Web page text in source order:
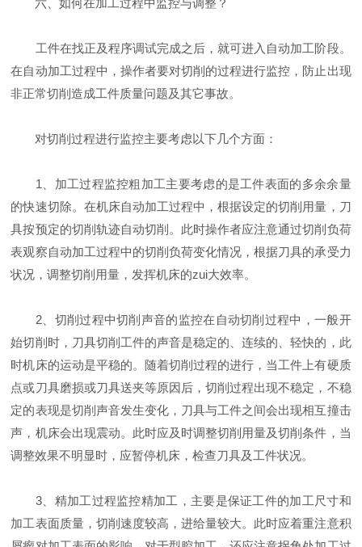
工件在找正及程序调试完成之后，就可进入自动加工阶段。
在自动加工过程中，操作者要对切削的过程进行监控，防止出现
非正常切削造成工件质量问题及其它事故。
对切削过程进行监控主要考虑以下几个方面：
1、加工过程监控粗加工主要考虑的是工件表面的多余余量
的快速切除。在机床自动加工过程中，根据设定的切削用量，刀
具按预定的切削轨迹自动切削。此时操作者应注意通过切削负荷
表观察自动加工过程中的切削负荷变化情况，根据刀具的承受力
状况，调整切削用量，发挥机床的zui大效率。
2、切削过程中切削声音的监控在自动切削过程中，一般开
始切削时，刀具切削工件的声音是稳定的、连续的、轻快的，此
时机床的运动是平稳的。随着切削过程的进行，当工件上有硬质
点或刀具磨损或刀具送夹等原因后，切削过程出现不稳定，不稳
定的表现是切削声音发生变化，刀具与工件之间会出现相互撞击
声，机床会出现震动。此时应及时调整切削用量及切削条件，当
调整效果不明显时，应暂停机床，检查刀具及工件状况。
3、精加工过程监控精加工，主要是保证工件的加工尺寸和
加工表面质量，切削速度较高，进给量较大。此时应着重注意积